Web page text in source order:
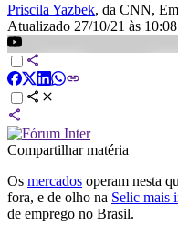
Priscila Yazbek, da CNN,
Atualizado 27/10/21 às 10:08
Compartilhar matéria
Os mercados operam nesta
fora, e de olho na Selic mais
de emprego no Brasil.